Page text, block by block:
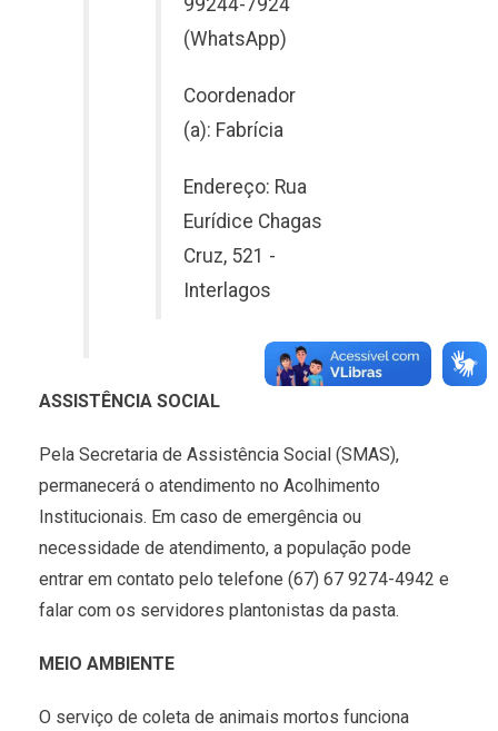
99244-7924
(WhatsApp)
Coordenador
(a): Fabrícia
Endereço: Rua
Eurídice Chagas
Cruz, 521 -
Interlagos
ASSISTÊNCIA SOCIAL
Pela Secretaria de Assistência Social (SMAS),
permanecerá o atendimento no Acolhimento
Institucionais. Em caso de emergência ou
necessidade de atendimento, a população pode
entrar em contato pelo telefone (67) 67 9274-4942 e
falar com os servidores plantonistas da pasta.
MEIO AMBIENTE
O serviço de coleta de animais mortos funciona